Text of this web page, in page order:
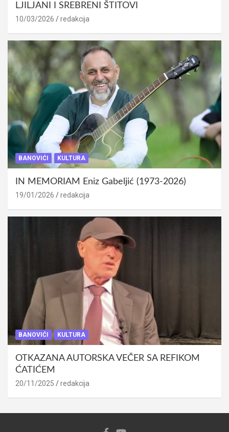
LJILJANI I SREBRENI ŠTITOVI
10/03/2026 redakcija
BANOVIĆI KULTURA
IN MEMORIAM Eniz Gabeljić (1973-2026)
19/01/2026 redakcija
BANOVIĆI KULTURA
OTKAZANA AUTORSKA VEČER SA REFIKOM
ĆATIĆEM
20/11/2025 redakcija